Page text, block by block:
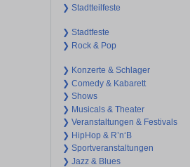
❯ Stadtteilfeste
❯ Stadtfeste
❯ Rock & Pop
❯ Konzerte & Schlager
❯ Comedy & Kabarett
❯ Shows
❯ Musicals & Theater
❯ Veranstaltungen & Festivals
❯ HipHop & R’n‘B
❯ Sportveranstaltungen
❯ Jazz & Blues